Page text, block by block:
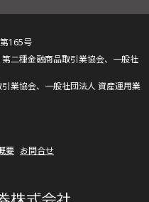
165号
二種金融商品取引業協会、一般社
業協会、一般社団法人 資産運用業
要 お問合せ